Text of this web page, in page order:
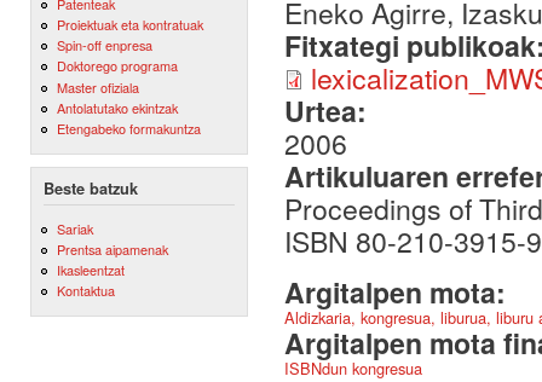
Proiektuak eta kontratuak
Spin-off enpresa
Doktorego programa
Master ofiziala
Antolatutako ekintzak
Etengabeko formakuntza
Beste batzuk
Sariak
Prentsa aipamenak
Ikasleentzat
Kontaktua
Eneko Agirre,
Fitxategi
Urtea:
2006
Artikuluaren
Proceedings of
ISBN 80-210-3915-
Argitalpen mota:
Aldizkaria, kongresua, liburua,
Argitalpen mota
ISBNdun kongresua